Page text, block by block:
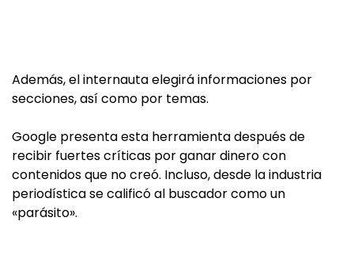
Además, el internauta elegirá informaciones por
secciones, así como por temas.
Google presenta esta herramienta después de
recibir fuertes críticas por ganar dinero con
contenidos que no creó. Incluso, desde la industria
periodística se calificó al buscador como un
«parásito».